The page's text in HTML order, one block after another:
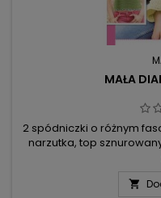
MAŁA
2 spódniczki o różnym
narzutka, top
pled z kółek, kapelusik
sukienkę: góra jest